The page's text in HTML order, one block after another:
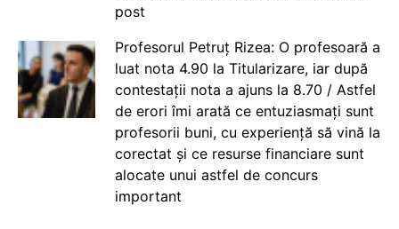
post
Profesorul Petruț Rizea: O profesoară a
luat nota 4.90 la Titularizare, iar după
contestații nota a ajuns la 8.70 / Astfel
de erori îmi arată ce entuziasmați sunt
profesorii buni, cu experiență să vină la
corectat și ce resurse financiare sunt
alocate unui astfel de concurs
important